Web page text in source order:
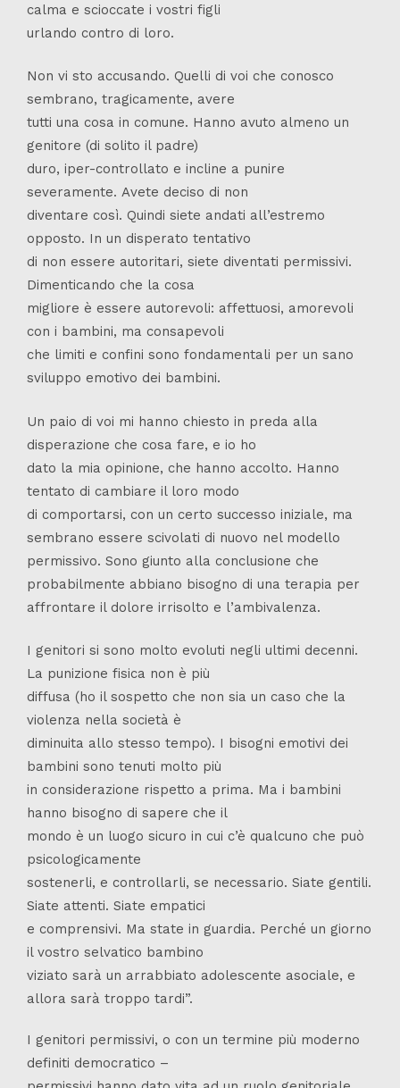
calma e scioccate i vostri figli
urlando contro di loro.
Non vi sto accusando. Quelli di voi che conosco
sembrano, tragicamente, avere
tutti una cosa in comune. Hanno avuto almeno un
genitore (di solito il padre)
duro, iper-controllato e incline a punire
severamente. Avete deciso di non
diventare così. Quindi siete andati all’estremo
opposto. In un disperato tentativo
di non essere autoritari, siete diventati permissivi.
Dimenticando che la cosa
migliore è essere autorevoli: affettuosi, amorevoli
con i bambini, ma consapevoli
che limiti e confini sono fondamentali per un sano
sviluppo emotivo dei bambini.
Un paio di voi mi hanno chiesto in preda alla
disperazione che cosa fare, e io ho
dato la mia opinione, che hanno accolto. Hanno
tentato di cambiare il loro modo
di comportarsi, con un certo successo iniziale, ma
sembrano essere scivolati di nuovo nel modello
permissivo. Sono giunto alla conclusione che
probabilmente abbiano bisogno di una terapia per
affrontare il dolore irrisolto e l’ambivalenza.
I genitori si sono molto evoluti negli ultimi decenni.
La punizione fisica non è più
diffusa (ho il sospetto che non sia un caso che la
violenza nella società è
diminuita allo stesso tempo). I bisogni emotivi dei
bambini sono tenuti molto più
in considerazione rispetto a prima. Ma i bambini
hanno bisogno di sapere che il
mondo è un luogo sicuro in cui c’è qualcuno che può
psicologicamente
sostenerli, e controllarli, se necessario. Siate gentili.
Siate attenti. Siate empatici
e comprensivi. Ma state in guardia. Perché un giorno
il vostro selvatico bambino
viziato sarà un arrabbiato adolescente asociale, e
allora sarà troppo tardi”.
I genitori permissivi, o con un termine più moderno
definiti democratico –